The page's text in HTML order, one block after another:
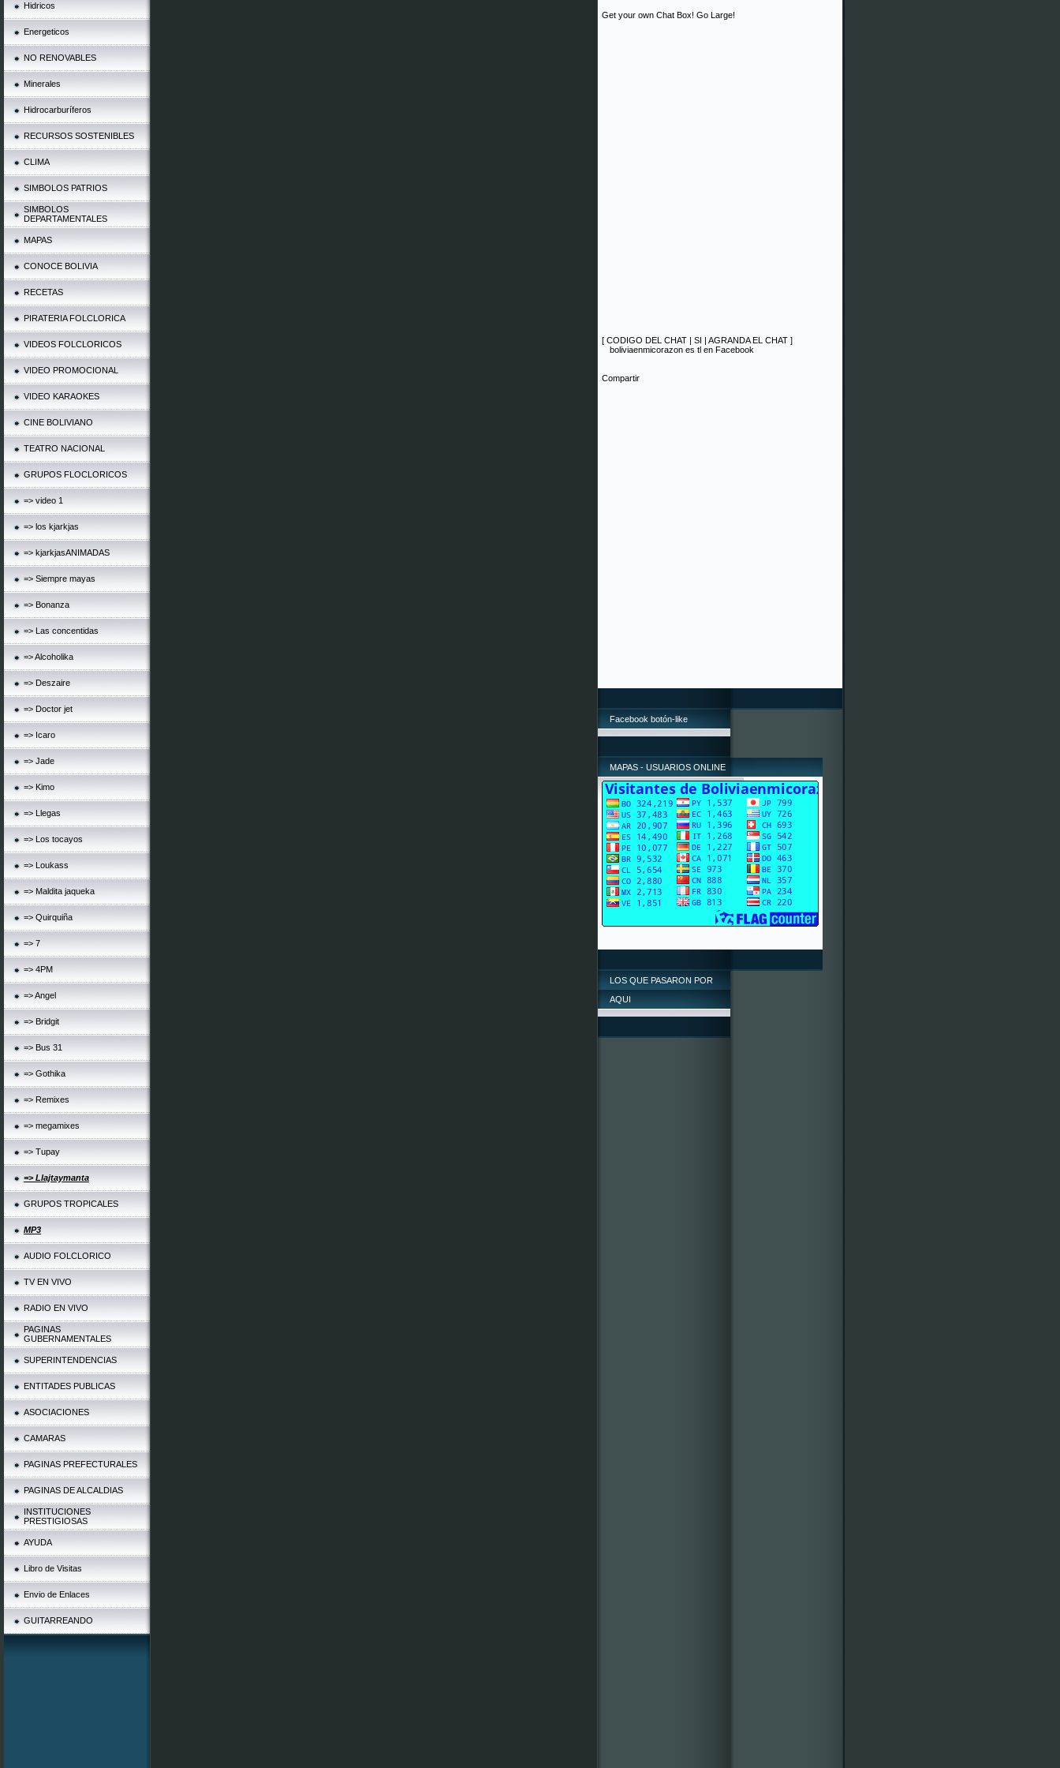
Hidricos
Energeticos
NO RENOVABLES
Minerales
Hidrocarburíferos
RECURSOS SOSTENIBLES
CLIMA
SIMBOLOS PATRIOS
SIMBOLOS
DEPARTAMENTALES
MAPAS
CONOCE BOLIVIA
RECETAS
PIRATERIA FOLCLORICA
VIDEOS FOLCLORICOS
VIDEO PROMOCIONAL
VIDEO KARAOKES
CINE BOLIVIANO
TEATRO NACIONAL
GRUPOS FLOCLORICOS
=> video 1
=> los kjarkjas
=> kjarkjasANIMADAS
=> Siempre mayas
=> Bonanza
=> Las concentidas
=> Alcoholika
=> Deszaire
=> Doctor jet
=> Icaro
=> Jade
=> Kimo
=> Llegas
=> Los tocayos
=> Loukass
=> Maldita jaqueka
=> Quirquiña
=> 7
=> 4PM
=> Angel
=> Bridgit
=> Bus 31
=> Gothika
=> Remixes
=> megamixes
=> Tupay
=> Llajtaymanta
GRUPOS TROPICALES
MP3
AUDIO FOLCLORICO
TV EN VIVO
RADIO EN VIVO
PAGINAS
GUBERNAMENTALES
SUPERINTENDENCIAS
ENTITADES PUBLICAS
ASOCIACIONES
CAMARAS
PAGINAS PREFECTURALES
PAGINAS DE ALCALDIAS
INSTITUCIONES
PRESTIGIOSAS
AYUDA
Libro de Visitas
Envio de Enlaces
GUITARREANDO
Get your own Chat Box! Go Large!
[ CODIGO DEL CHAT | SI | AGRANDA EL CHAT ]
boliviaenmicorazon es tl en Facebook
Compartir
Facebook botón-like
MAPAS - USUARIOS ONLINE
LOS QUE PASARON POR
AQUI